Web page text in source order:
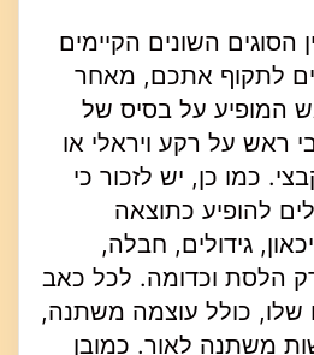
הסוגים השונים הקיימים
לתקוף אתכם, מאחר
המופיע על בסיס של
ראש על רקע ויראלי או
כמו כן, יש לזכור כי
להופיע כתוצאה
גידולים, חבלה,
הלסת וכדומה. לכל כאב
שלו, כולל עוצמה משתנה,
משתנה לאור. כמובן